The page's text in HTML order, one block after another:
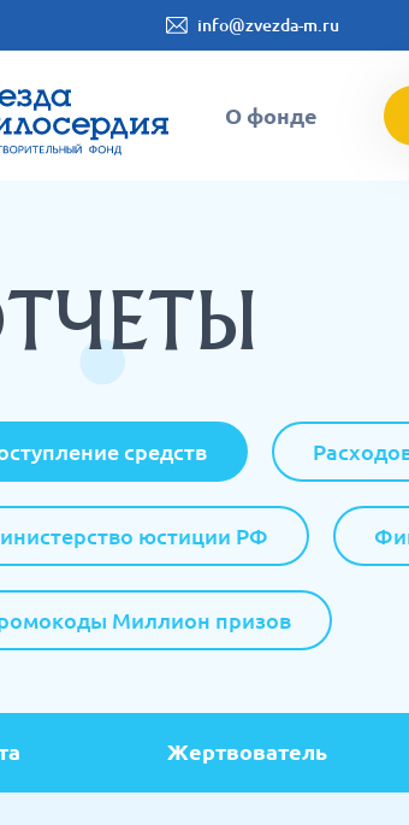
info@zvezda-m.ru
О фонде
средств
юстиции РФ
Миллион призов
Жертвователь